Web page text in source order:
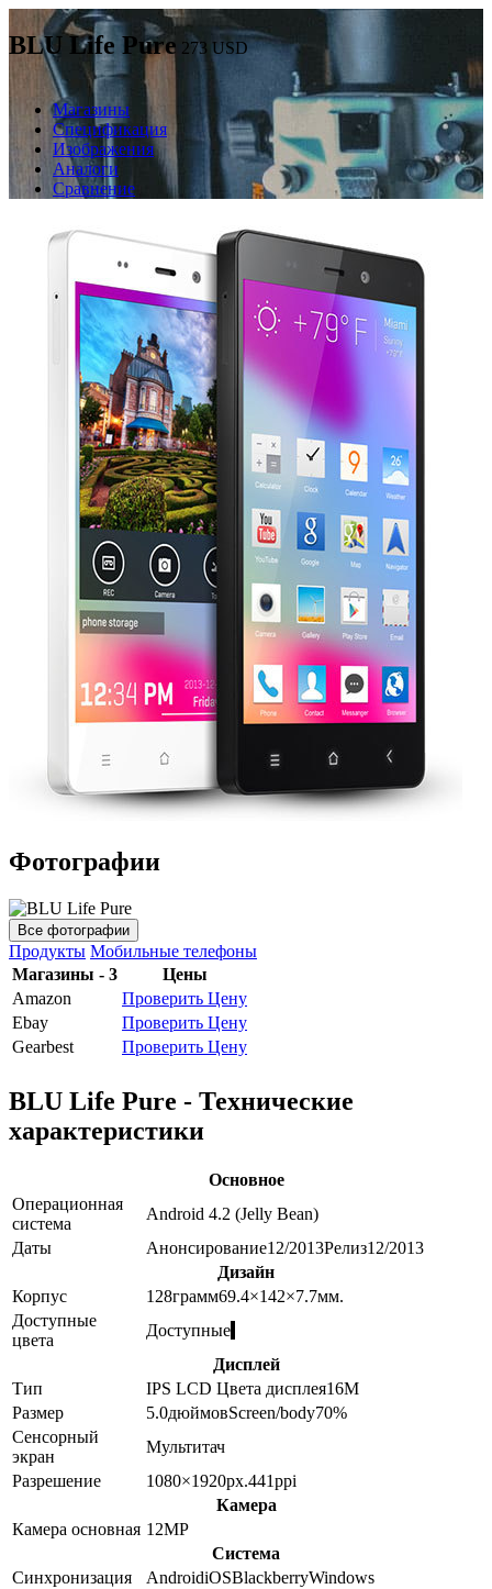
BLU Life Pure 273 USD
Магазины
Спецификация
Изображения
Аналоги
Сравнение
Фотографии
Все фотографии
Продукты Мобильные телефоны
Магазины - 3
Цены
Amazon
Проверить Цену
Ebay
Проверить Цену
Gearbest
Проверить Цену
BLU Life Pure - Технические
характеристики
Основное
Операционная
система
Android 4.2 (Jelly Bean)
Даты
Анонсирование12/2013Релиз12/2013
Дизайн
Корпус
128грамм69.4×142×7.7мм.
Доступные
цвета
Доступные
Дисплей
Тип
IPS LCD Цвета дисплея16M
Размер
5.0дюймовScreen/body70%
Сенсорный
экран
Мультитач
Разрешение
1080×1920px.441ppi
Камера
Камера основная 12MP
Система
Синхронизация
AndroidiOSBlackberryWindows